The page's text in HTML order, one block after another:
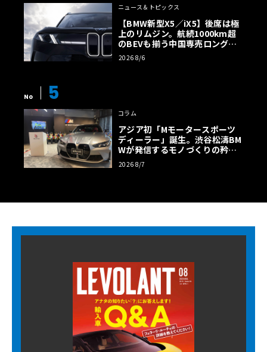
ニュース＆トピックス
【BMW新型X5／iX5】後席は極
上のリムジン。航続1000km超
のBEVも揃う中国専売ロング仕
様の全貌
2026 8/6
No 5
コラム
アジア初「Mモータースポーツ
ディーラー」誕生。渋谷松濤BM
Wが発信するモノづくりの矜持
【木下隆之コラム】
2026 8/7